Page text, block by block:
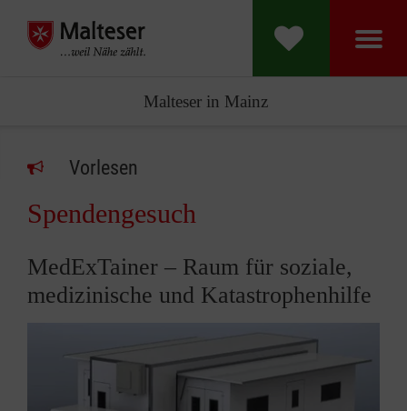
Malteser in Mainz
Vorlesen
Spendengesuch
MedExTainer – Raum für soziale,
medizinische und Katastrophenhilfe